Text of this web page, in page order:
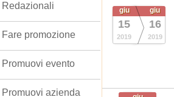
giu
15
2019
giu
16
2019
Redazionali
Fare promozione
Promuovi evento
Promuovi azienda